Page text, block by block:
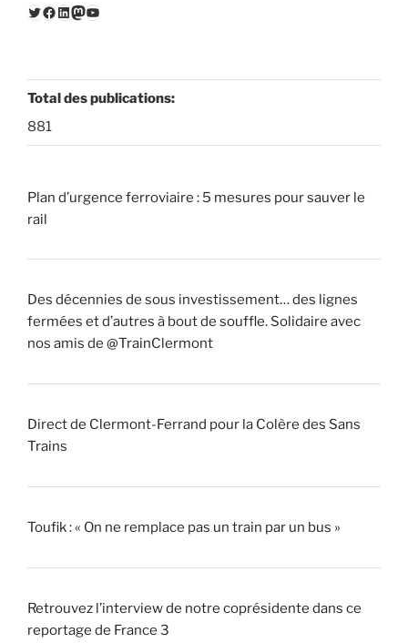
Twitter
Facebook
LinkedIn
Mastodon
YouTube
Total des publications:
881
Plan d’urgence ferroviaire : 5 mesures pour sauver le
rail
Des décennies de sous investissement… des lignes
fermées et d’autres à bout de souffle. Solidaire avec
nos amis de @TrainClermont
Direct de Clermont-Ferrand pour la Colère des Sans
Trains
Toufik : « On ne remplace pas un train par un bus »
Retrouvez l’interview de notre coprésidente dans ce
reportage de France 3